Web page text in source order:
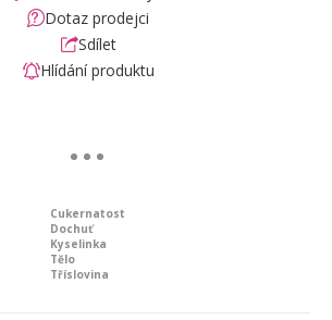
Dotaz prodejci
Sdílet
Hlídání produktu
Cukernatost
Dochuť
Kyselinka
Tělo
Tříslovina